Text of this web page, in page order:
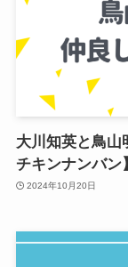
大川知英と鳥山
チキンナンバン】
2024年10月20日